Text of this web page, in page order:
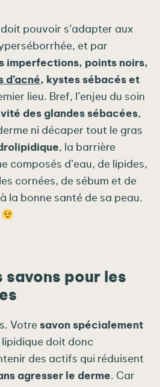
doit pouvoir s’adapter aux
et par
imperfections, points noirs,
d’acné, kystes sébacés et
lieu. Bref, l’enjeu du soin
des glandes sébacées,
ni décaper tout le gras
, la barrière
composés d’eau, de lipides,
cornées, de sébum et de
la bonne santé de sa peau.
savons pour les
Votre savon spécialement
lipidique doit donc
des actifs qui réduisent
agresser le derme. Car